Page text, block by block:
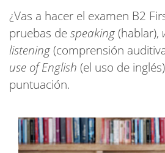
¿Vas a hacer el examen B2
pruebas despeaking(hablar),
listening(comprensión
use of English (el uso de
puntuación.